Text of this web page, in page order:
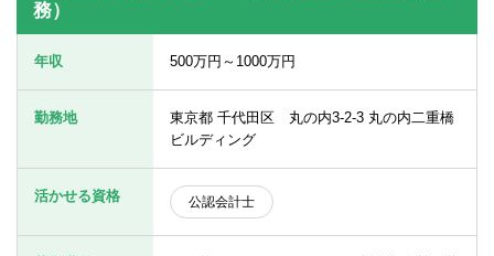
監査法人の求人
USCPA（米国公認会計士）の求人
女性会計士の転職
個別転職相談会・セミナー
務）
年収 500万円～1000万円
勤務地
東京都 千代田区 丸の内3-2-3 丸の内二重橋
ビルディング
活かせる資格 公認会計士